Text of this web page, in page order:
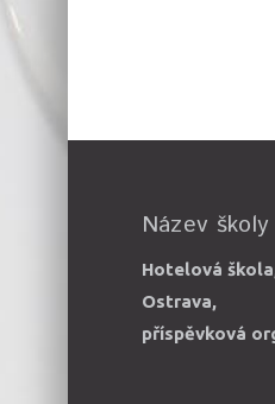
Název školy
Hotelová
Ostrava,
příspěvková